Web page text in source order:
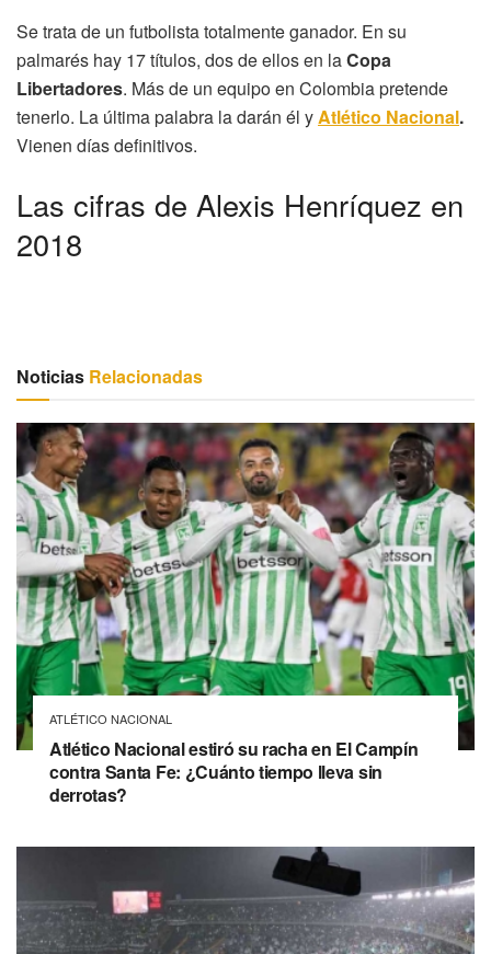
Se trata de un futbolista totalmente ganador. En su
palmarés hay 17 títulos, dos de ellos en laCopa
Libertadores. Más de un equipo en Colombia pretende
tenerlo. La última palabra la darán él yAtlético Nacional.
Vienen días definitivos.
Las cifras de Alexis Henríquez en
2018
Noticias Relacionadas
ATLÉTICO NACIONAL
Atlético Nacional estiró su racha en El Campín
contra Santa Fe: ¿Cuánto tiempo lleva sin
derrotas?